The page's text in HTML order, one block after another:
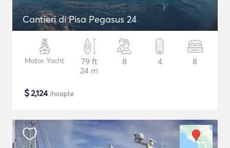
Cantieri di Pisa Pegasus 24
Motor Yacht
79 ft
24 m
8 4 8
$2,124/noapte